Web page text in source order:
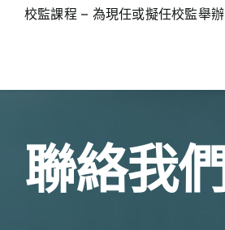
校監課程 – 為現任或擬任校監舉辦
聯絡我們